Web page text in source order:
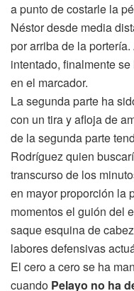
a punto de costarle la
Néstor desde media
por arriba de la
intentado, finalmente
en el marcador.
La segunda parte ha
con un tira y afloja de
de la segunda parte
Rodríguez quien
transcurso de los
en mayor proporción la
momentos el guión del
saque esquina de
labores defensivas
El cero a cero se ha
cuando Pelayo no ha